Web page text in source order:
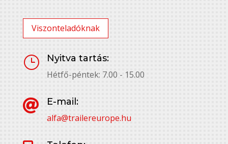
Viszonteladóknak
}
Nyitva tartás:
Hétfő-péntek: 7.00 - 15.00

E-mail:
alfa@trailereurope.hu